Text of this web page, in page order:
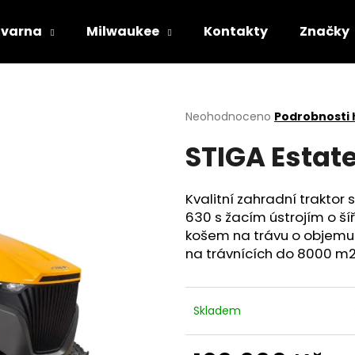
Milwaukee Kontakty Značky
Průměrné
produktu
je
z
5
hvězdiček.
Neohodnoceno Podrobnosti
STIGA
Kvalitní zahradní traktor
630 s žacím ústrojím o
košem na trávu o
na trávnících do 8000
Skladem
HLEDAT
RM 443 T
HUSQVARNA